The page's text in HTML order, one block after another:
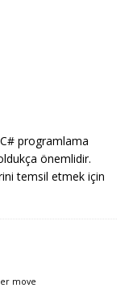
programlama
önemlidir.
temsil etmek için
move